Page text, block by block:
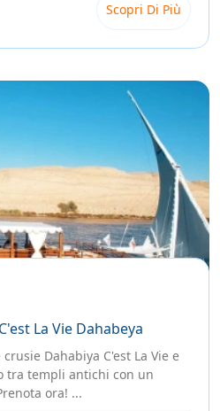
Scopri Di Più
La Vie Dahabeya
Dahabiya C'est La Vie e
tra templi antichi con un
ora! ...